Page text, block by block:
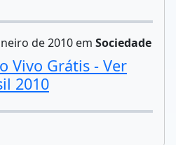
de 2010 em Sociedade
Vivo Grátis - Ver
2010